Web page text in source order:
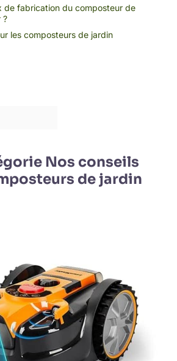
de fabrication du composteur de
?
les composteurs de jardin
Nos conseils
de jardin